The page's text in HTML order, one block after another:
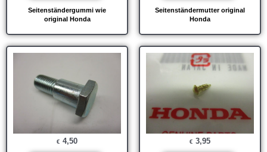
Seitenständergummi wie
original Honda
Seitenständermutter original
Honda
€ 4,50 € 3,95